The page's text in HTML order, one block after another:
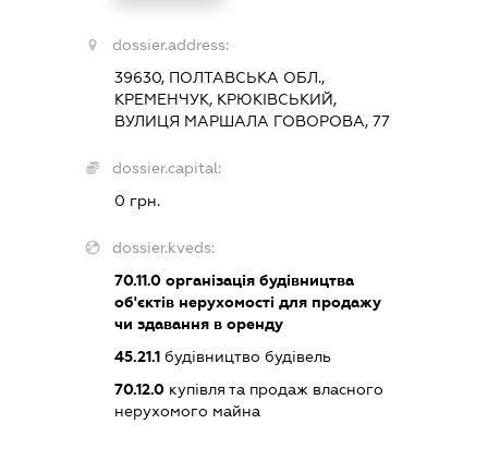
dossier.address:
39630, ПОЛТАВСЬКА ОБЛ.,
КРЕМЕНЧУК, КРЮКІВСЬКИЙ,
ВУЛИЦЯ МАРШАЛА ГОВОРОВА, 77
dossier.capital:
0 грн.
dossier.kveds:
70.11.0 організація будівництва
об'єктів нерухомості для продажу
чи здавання в оренду
45.21.1 будівництво будівель
70.12.0 купівля та продаж власного
нерухомого майна